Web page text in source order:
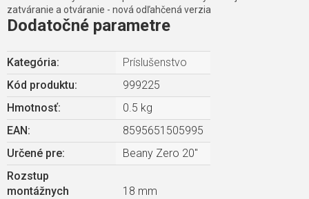
zatváranie a otváranie - nová odľahčená verzia
Dodatočné parametre
Kategória:
Príslušenstvo
Kód produktu:
999225
Hmotnosť:
0.5 kg
EAN :
8595651505995
Určené pre:
Beany Zero 20"
Rozstup
montážnych
18 mm